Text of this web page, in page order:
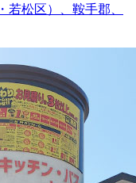
松区）、鞍手郡、